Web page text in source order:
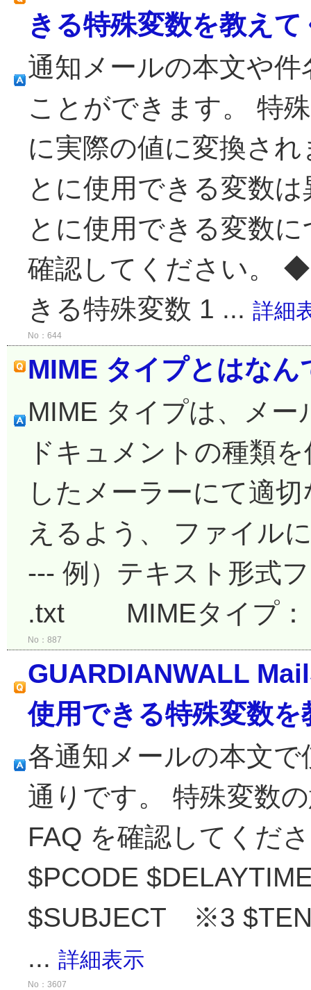
きる特殊変数を教え
通知メールの本文や
ことができます。 特
に実際の値に変換さ
とに使用できる変数
とに使用できる変数
確認してください。
きる特殊変数 1 ... 詳細
No：644
MIME タイプとはなん
MIME タイプは、メ
ドキュメントの種類
したメーラーにて適
えるよう、 ファイル
--- 例）テキスト
.txt MIMEタイプ：
No：887
GUARDIANWALL
使用できる特殊変数
各通知メールの本文
通りです。 特殊変数
FAQ を確認してく
$PCODE
$SUBJECT ※3
... 詳細表示
No：3607